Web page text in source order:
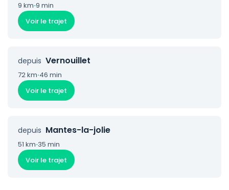
9 km·9 min
Voir le trajet
depuis Vernouillet
72 km·46 min
Voir le trajet
depuis Mantes-la-jolie
51 km·35 min
Voir le trajet